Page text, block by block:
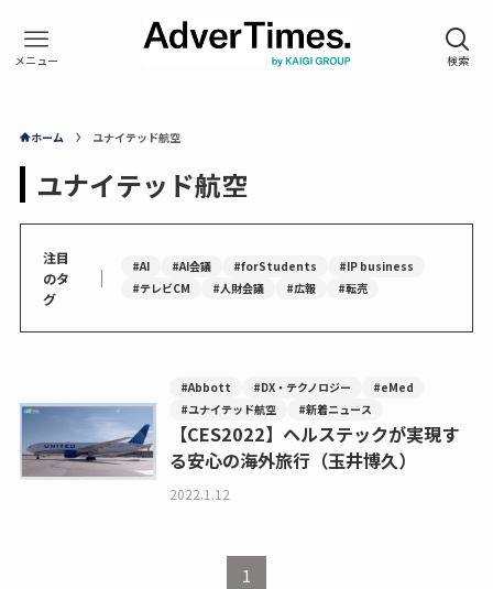
ホーム ユナイテッド航空
ユナイテッド航空
注目
のタ
グ
｜ #AI #AI会議 #forStudents
#IP business
#テレビCM
#人財会議 #広報 #転売
#Abbott #DX・テクノロジー
#eMed
#ユナイテッド航空
#新着ニュース
【CES2022】ヘルステックが実現す
る安心の海外旅行（玉井博久）
2022.1.12
1